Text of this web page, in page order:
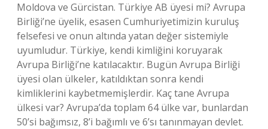
Moldova ve Gürcistan. Türkiye AB üyesi mi? Avrupa
Birliği’ne üyelik, esasen Cumhuriyetimizin kuruluş
felsefesi ve onun altında yatan değer sistemiyle
uyumludur. Türkiye, kendi kimliğini koruyarak
Avrupa Birliği’ne katılacaktır. Bugün Avrupa Birliği
üyesi olan ülkeler, katıldıktan sonra kendi
kimliklerini kaybetmemişlerdir. Kaç tane Avrupa
ülkesi var? Avrupa’da toplam 64 ülke var, bunlardan
50’si bağımsız, 8’i bağımlı ve 6’sı tanınmayan devlet.